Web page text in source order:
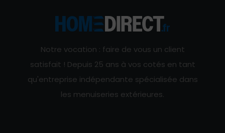
Notre vocation : faire de vous un client
satisfait ! Depuis 25 ans à vos cotés en tant
qu'entreprise indépendante spécialisée dans
les menuiseries extérieures.